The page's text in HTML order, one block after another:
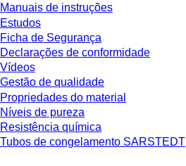
Manuais de instruções
Estudos
Ficha de Segurança
Declarações de conformidade
Vídeos
Gestão de qualidade
Propriedades do material
Níveis de pureza
Resistência química
Tubos de congelamento SARSTEDT